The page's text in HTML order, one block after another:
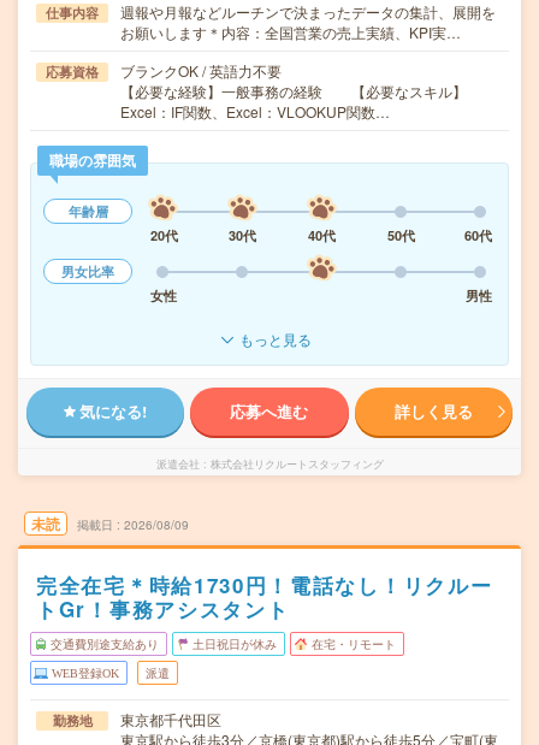
仕事内容
週報や月報などルーチンで決まったデータの集計、展開を
お願いします＊内容：全国営業の売上実績、KPI実…
応募資格
ブランクOK / 英語力不要
【必要な経験】一般事務の経験 【必要なスキル】
Excel：IF関数、Excel：VLOOKUP関数…
職場の雰囲気
年齢層
20代
30代 40代 50代
60代
男女比率
女性
男性
もっと見る
気になる! 応募へ進む 詳しく見る
派遣会社 株式会社リクルートスタッフィング
未読 掲載日 2026/08/09
完全在宅＊時給1730円！電話なし！リクルー
トGr！事務アシスタント
交通費別途支給あり 土日祝日が休み 在宅・リモート
WEB登録OK 派遣
勤務地
東京都千代田区
東京駅から徒歩3分／京橋(東京都)駅から徒歩5分／宝町(東